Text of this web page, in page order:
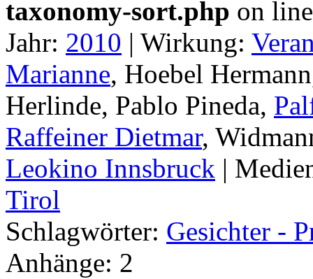
taxonomy-sort.php on
Jahr: 2010 | Wirkung:
Marianne, Hoebel
Herlinde, Pablo Pineda,
Raffeiner Dietmar,
Leokino Innsbruck |
Tirol
Schlagwörter: Gesichter -
Anhänge: 2